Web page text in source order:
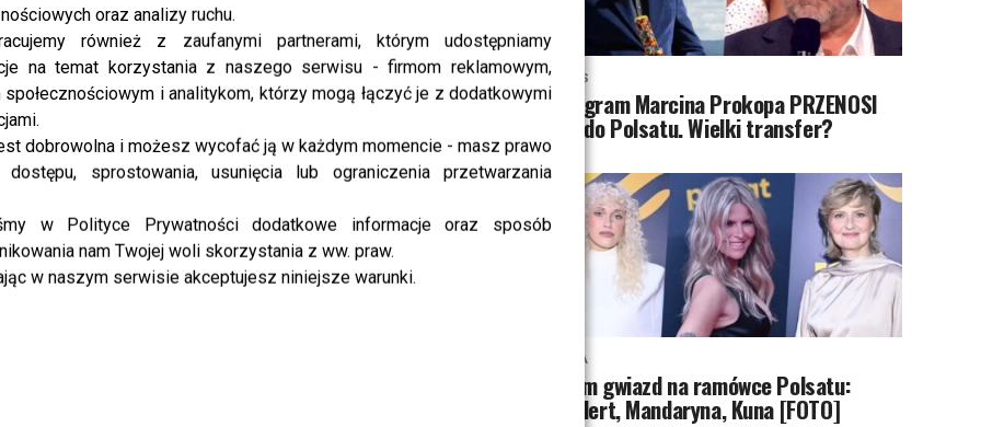
oraz analizy ruchu.
również z zaufanymi partnerami, którym udostępniamy
na temat korzystania z naszego serwisu - firmom reklamowym,
społecznościowym i analitykom, którzy mogą łączyć je z dodatkowymi
dobrowolna i możesz wycofać ją w każdym momencie - masz prawo
dostępu, sprostowania, usunięcia lub ograniczenia przetwarzania
w Polityce Prywatności dodatkowe informacje oraz sposób
nam Twojej woli skorzystania z ww. praw.
w naszym serwisie akceptujesz niniejsze warunki.
NEWS
Program Marcina Prokopa PRZENOSI
SIĘ do Polsatu. Wielki transfer?
MODA
Tłum gwiazd na ramówce Polsatu:
Englert, Mandaryna, Kuna [FOTO]